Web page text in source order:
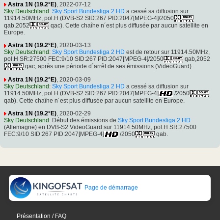
Astra 1N (19.2°E) , 2022-07-12
Sky Deutschland: Sky Sport Bundesliga 2 HD a cessé sa diffusion sur
11914.50MHz, pol.H (DVB-S2 SID:267 PID:2047[MPEG-4]/2050
qab,2052
qac). Cette chaîne n´est plus diffusée par aucun satellite en
Europe.
Astra 1N (19.2°E), 2020-03-13
Sky Deutschland : Sky Sport Bundesliga 2 HD est de retour sur 11914.50MHz,
pol.H SR:27500 FEC:9/10 SID:267 PID:2047[MPEG-4]/2050
qab,2052
qac, après une période d´arrêt de ses émissions (VideoGuard).
Astra 1N (19.2°E), 2020-03-09
Sky Deutschland : Sky Sport Bundesliga 2 HD a cessé sa diffusion sur
11914.50MHz, pol.H (DVB-S2 SID:267 PID:2047[MPEG-4]
/2050
qab). Cette chaîne n´est plus diffusée par aucun satellite en Europe.
Astra 1N (19.2°E), 2020-02-29
Sky Deutschland : Début des émissions de Sky Sport Bundesliga 2 HD
(Allemagne) en DVB-S2 VideoGuard sur 11914.50MHz, pol.H SR:27500
FEC:9/10 SID:267 PID:2047[MPEG-4]
/2050 qab.
Page de démarrage
Présentation / FAQ